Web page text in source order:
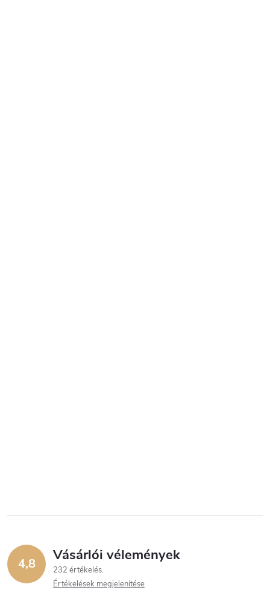
4,8 Vásárlói vélemények
232 értékelés
Értékelések megjelenítése